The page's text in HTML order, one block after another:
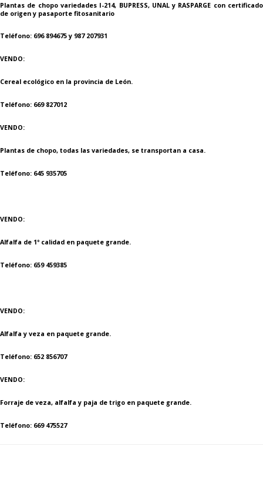
Plantas de chopo variedades I-214, BUPRESS, UNAL y RASPARGE con certificado
de origen y pasaporte fitosanitario
Teléfono: 696 894675 y 987 207931
VENDO:
Cereal ecológico en la provincia de León.
Teléfono: 669 827012
VENDO:
Plantas de chopo, todas las variedades, se transportan a casa.
Teléfono: 645 935705
VENDO:
Alfalfa de 1º calidad en paquete grande.
Teléfono: 659 459385
VENDO:
Alfalfa y veza en paquete grande.
Teléfono: 652 856707
VENDO:
Forraje de veza, alfalfa y paja de trigo en paquete grande.
Teléfono: 669 475527